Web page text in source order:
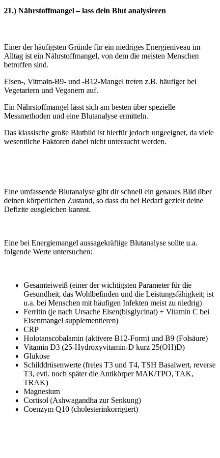
21.) Nährstoffmangel – lass dein Blut analysieren
Einer der häufigsten Gründe für ein niedriges Energieniveau im
Alltag ist ein Nährstoffmangel, von dem die meisten Menschen
betroffen sind.
Eisen-, Vitmain-B9- und -B12-Mangel treten z.B. häufiger bei
Vegetariern und Veganern auf.
Ein Nährstoffmangel lässt sich am besten über spezielle
Messmethoden und eine Blutanalyse ermitteln.
Das klassische große Blutbild ist hierfür jedoch ungeeignet, da viele
wesentliche Faktoren dabei nicht untersucht werden.
Eine umfassende Blutanalyse gibt dir schnell ein genaues Bild über
deinen körperlichen Zustand, so dass du bei Bedarf gezielt deine
Defizite ausgleichen kannst.
Eine bei Energiemangel aussagekräftige Blutanalyse sollte u.a.
folgende Werte untersuchen:
Gesamteiweiß (einer der wichtigsten Parameter für die
Gesundheit, das Wohlbefinden und die Leistungsfähigkeit; ist
u.a. bei Menschen mit häufigen Infekten meist zu niedrig)
Ferritin (je nach Ursache Eisen(bisglycinat) + Vitamin C bei
Eisenmangel supplementieren)
CRP
Holotanscobalamin (aktivere B12-Form) und B9 (Folsäure)
Vitamin D3 (25-Hydroxyvitamin-D kurz 25(OH)D)
Glukose
Schilddrüsenwerte (freies T3 und T4, TSH Basalwert, reverse
T3, evtl. noch später die Antikörper MAK/TPO, TAK,
TRAK)
Magnesium
Cortisol (Ashwagandha zur Senkung)
Coenzym Q10 (cholesterinkorrigiert)